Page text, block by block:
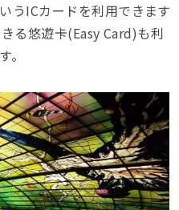
うICカードを利用できます
る悠遊卡(Easy Card)も利
。